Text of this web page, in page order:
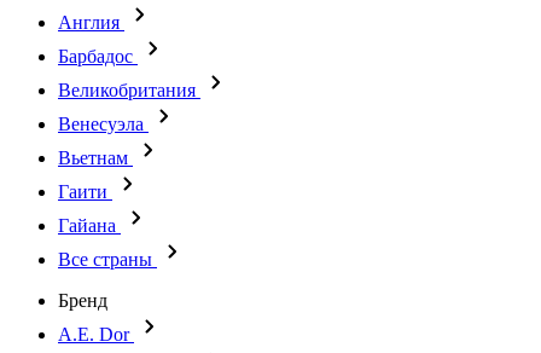
Англия
Барбадос
Великобритания
Венесуэла
Вьетнам
Гаити
Гайана
Все страны
Бренд
A.E. Dor